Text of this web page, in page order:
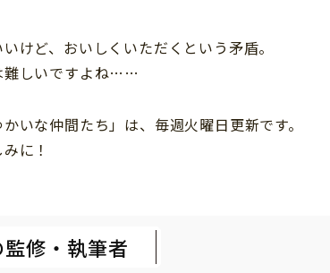
けど、おいしくいただくという矛盾。
難しいですよね……
かいな仲間たち」は、毎週火曜日更新です。
に！
修・執筆者